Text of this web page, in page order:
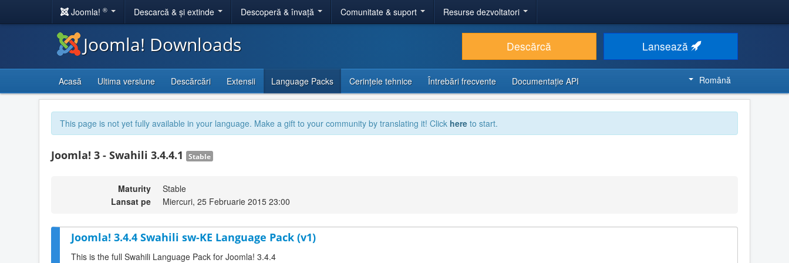
Joomla! ® Descarcă & și extinde Descoperă & învață Comunitate & suport Resurse dezvoltatori
Joomla! Downloads Descărcă Lansează
Acasă Ultima versiune Descărcări Extensii Language Packs Cerințele tehnice Întrebări frecvente Documentaţie API Română
This page is not yet fully available in your language. Make a gift to your community by translating it! Click here to start.
Joomla! 3 - Swahili 3.4.4.1 Stable
Maturity
Stable
Lansat pe
Miercuri, 25 Februarie 2015 23:00
Joomla! 3.4.4 Swahili sw-KE Language Pack (v1)
This is the full Swahili Language Pack for Joomla! 3.4.4